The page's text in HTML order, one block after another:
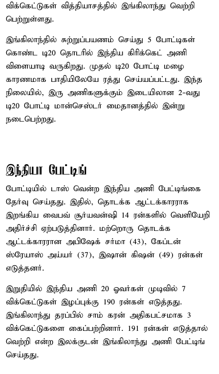
விக்கெட்டுகள் வித்தியாசத்தில் இங்கிலாந்து வெற்றி
பெற்றுள்ளது.
இங்கிலாந்தில் சுற்றுப்பயணம் செய்து 5 போட்டிகள்
கொண்ட டி20 தொடரில் இந்திய கிரிக்கெட் அணி
விளையாடி வருகிறது. முதல் டி20 போட்டி மழை
காரணமாக பாதியிலேயே ரத்து செய்யப்பட்டது. இந்த
நிலையில், இரு அணிகளுக்கும் இடையிலான 2-வது
டி20 போட்டி மான்செஸ்டர் மைதானத்தில் இன்று
நடைபெற்றது.
இந்தியா பேட்டிங்
போட்டியில் டாஸ் வென்ற இந்திய அணி பேட்டிங்கை
தேர்வு செய்தது. இதில், தொடக்க ஆட்டக்காரராக
இறங்கிய வைபவ் சூர்யவன்ஷி 14 ரன்களில் வெளியேறி
அதிர்ச்சி ஏற்படுத்தினார். மற்றொரு தொடக்க
ஆட்டக்காரரான அபிஷேக் சர்மா (43), கேப்டன்
ஸ்ரேயாஸ் அய்யர் (37), இஷான் கிஷன் (49) ரன்கள்
எடுத்தனர்.
இறுதியில் இந்திய அணி 20 ஓவர்கள் முடிவில் 7
விக்கெட்டுகள் இழப்புக்கு 190 ரன்கள் எடுத்தது.
இங்கிலாந்து தரப்பில் சாம் கரன் அதிகபட்சமாக 3
விக்கெட்டுகளை கைப்பற்றினார். 191 ரன்கள் எடுத்தால்
வெற்றி என்ற இலக்குடன் இங்கிலாந்து அணி பேட்டிங்
செய்தது.